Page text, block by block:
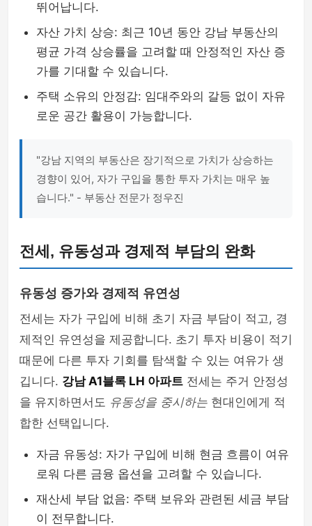
뛰어납니다.
자산 가치 상승: 최근 10년 동안 강남 부동산의
평균 가격 상승률을 고려할 때 안정적인 자산 증
가를 기대할 수 있습니다.
주택 소유의 안정감: 임대주와의 갈등 없이 자유
로운 공간 활용이 가능합니다.
"강남 지역의 부동산은 장기적으로 가치가 상승하는
경향이 있어, 자가 구입을 통한 투자 가치는 매우 높
습니다." - 부동산 전문가 정우진
전세, 유동성과 경제적 부담의 완화
유동성 증가와 경제적 유연성
전세는 자가 구입에 비해 초기 자금 부담이 적고, 경
제적인 유연성을 제공합니다. 초기 투자 비용이 적기
때문에 다른 투자 기회를 탐색할 수 있는 여유가 생
깁니다. 강남 A1블록 LH 아파트 전세는 주거 안정성
을 유지하면서도 유동성을 중시하는 현대인에게 적
합한 선택입니다.
자금 유동성: 자가 구입에 비해 현금 흐름이 여유
로워 다른 금융 옵션을 고려할 수 있습니다.
재산세 부담 없음: 주택 보유와 관련된 세금 부담
이 전무합니다.